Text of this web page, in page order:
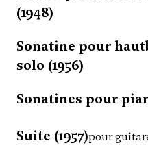
(1948)
Sonatine pour
solo (1956)
Sonatines pour
Suite (1957)pour